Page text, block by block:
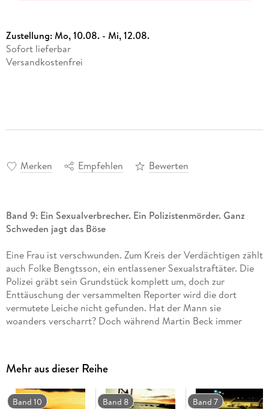
Zustellung:Mo, 10.08. - Mi, 12.08.
Sofort lieferbar
Versandkostenfrei
Merken Empfehlen Bewerten
Band 9: Ein Sexualverbrecher. Ein Polizistenmörder. Ganz
Schweden jagt das Böse
Eine Frau ist verschwunden. Zum Kreis der Verdächtigen zählt
auch Folke Bengtsson, ein entlassener Sexualstraftäter. Die
Polizei gräbt sein Grundstück komplett um, doch zur
Enttäuschung der versammelten Reporter wird die dort
vermutete Leiche nicht gefunden. Hat der Mann sie
woanders verscharrt? Doch während Martin Beck immer
Dieben kann einer der beiden entkommen. Und nun fahnden
Presse und Polizei im ganzen Land nach dem
Polizistenmörder.
Mehr aus dieser Reihe
Band 10 Band 8 Band 7